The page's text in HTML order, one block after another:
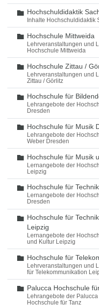
Ordner
Hochschuldidaktik
Inhalte Hochschuldidaktik
Ordner
Hochschule Mittweida
Lehrveranstaltungen und
Hochschule Mittweida
Ordner
Hochschule Zittau /
Lehrveranstaltungen und
Zittau / Görlitz
Ordner
Hochschule für
Lehrangebote der
Dresden
Ordner
Hochschule für Musik
Lehrangebote der
Weber Dresden
Ordner
Hochschule für Musik
Lernangebote der
Leipzig
Ordner
Hochschule für
Lernangebote der
Dresden
Ordner
Hochschule für
Leipzig
Lernangebote der
und Kultur Leipzig
Ordner
Hochschule für
Lehrveranstaltungen und
für Telekommunikation
Ordner
Palucca Hochschule
Lehrangebote der
Hochschule für Tanz